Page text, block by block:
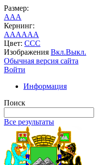
Размер:
AAA
Кернинг:
AAAAAA
Цвет: CCC
Изображения Вкл.Выкл.
Обычная версия сайта
Войти
Информация
Поиск
Все результаты